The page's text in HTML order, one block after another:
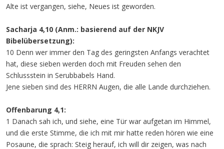
Alte ist vergangen, siehe, Neues ist geworden.
Sacharja 4,10 (Anm.: basierend auf der NKJV
Bibelübersetzung):
10 Denn wer immer den Tag des geringsten Anfangs verachtet
hat, diese sieben werden doch mit Freuden sehen den
Schlussstein in Serubbabels Hand.
Jene sieben sind des HERRN Augen, die alle Lande durchziehen.
Offenbarung 4,1:
1 Danach sah ich, und siehe, eine Tür war aufgetan im Himmel,
und die erste Stimme, die ich mit mir hatte reden hören wie eine
Posaune, die sprach: Steig herauf, ich will dir zeigen, was nach